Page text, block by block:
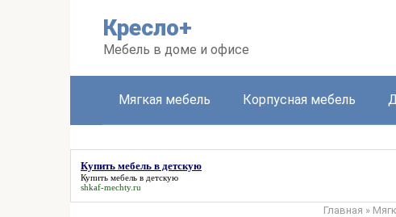
Кресло+
Мебель в доме и офисе
Мягкая мебель Корпусная мебель
Купить мебель в детскую
Купить мебель в детскую
shkaf-mechty.ru
Главная »